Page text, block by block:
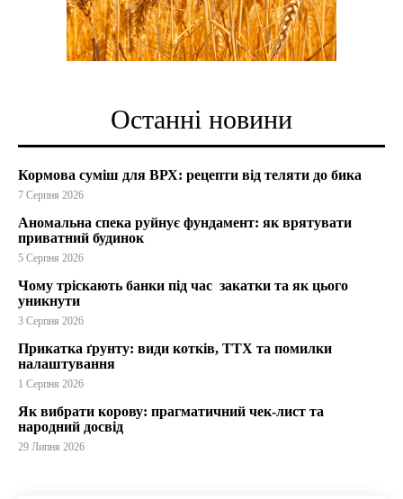
Останні новини
Кормова суміш для ВРХ: рецепти від теляти до бика
7 Серпня 2026
Аномальна спека руйнує фундамент: як врятувати
приватний будинок
5 Серпня 2026
Чому тріскають банки під час закатки та як цього
уникнути
3 Серпня 2026
Прикатка ґрунту: види котків, ТТХ та помилки
налаштування
1 Серпня 2026
Як вибрати корову: прагматичний чек-лист та
народний досвід
29 Липня 2026